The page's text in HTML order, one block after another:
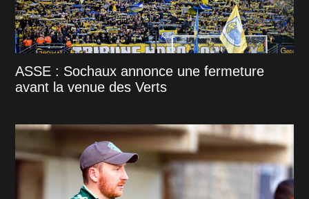
ASSE : Sochaux annonce une fermeture
avant la venue des Verts